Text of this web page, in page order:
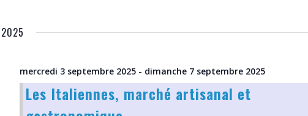
mercredi 3 septembre 2025- dimanche 7 septembre 2025
Les Italiennes, marché artisanal et